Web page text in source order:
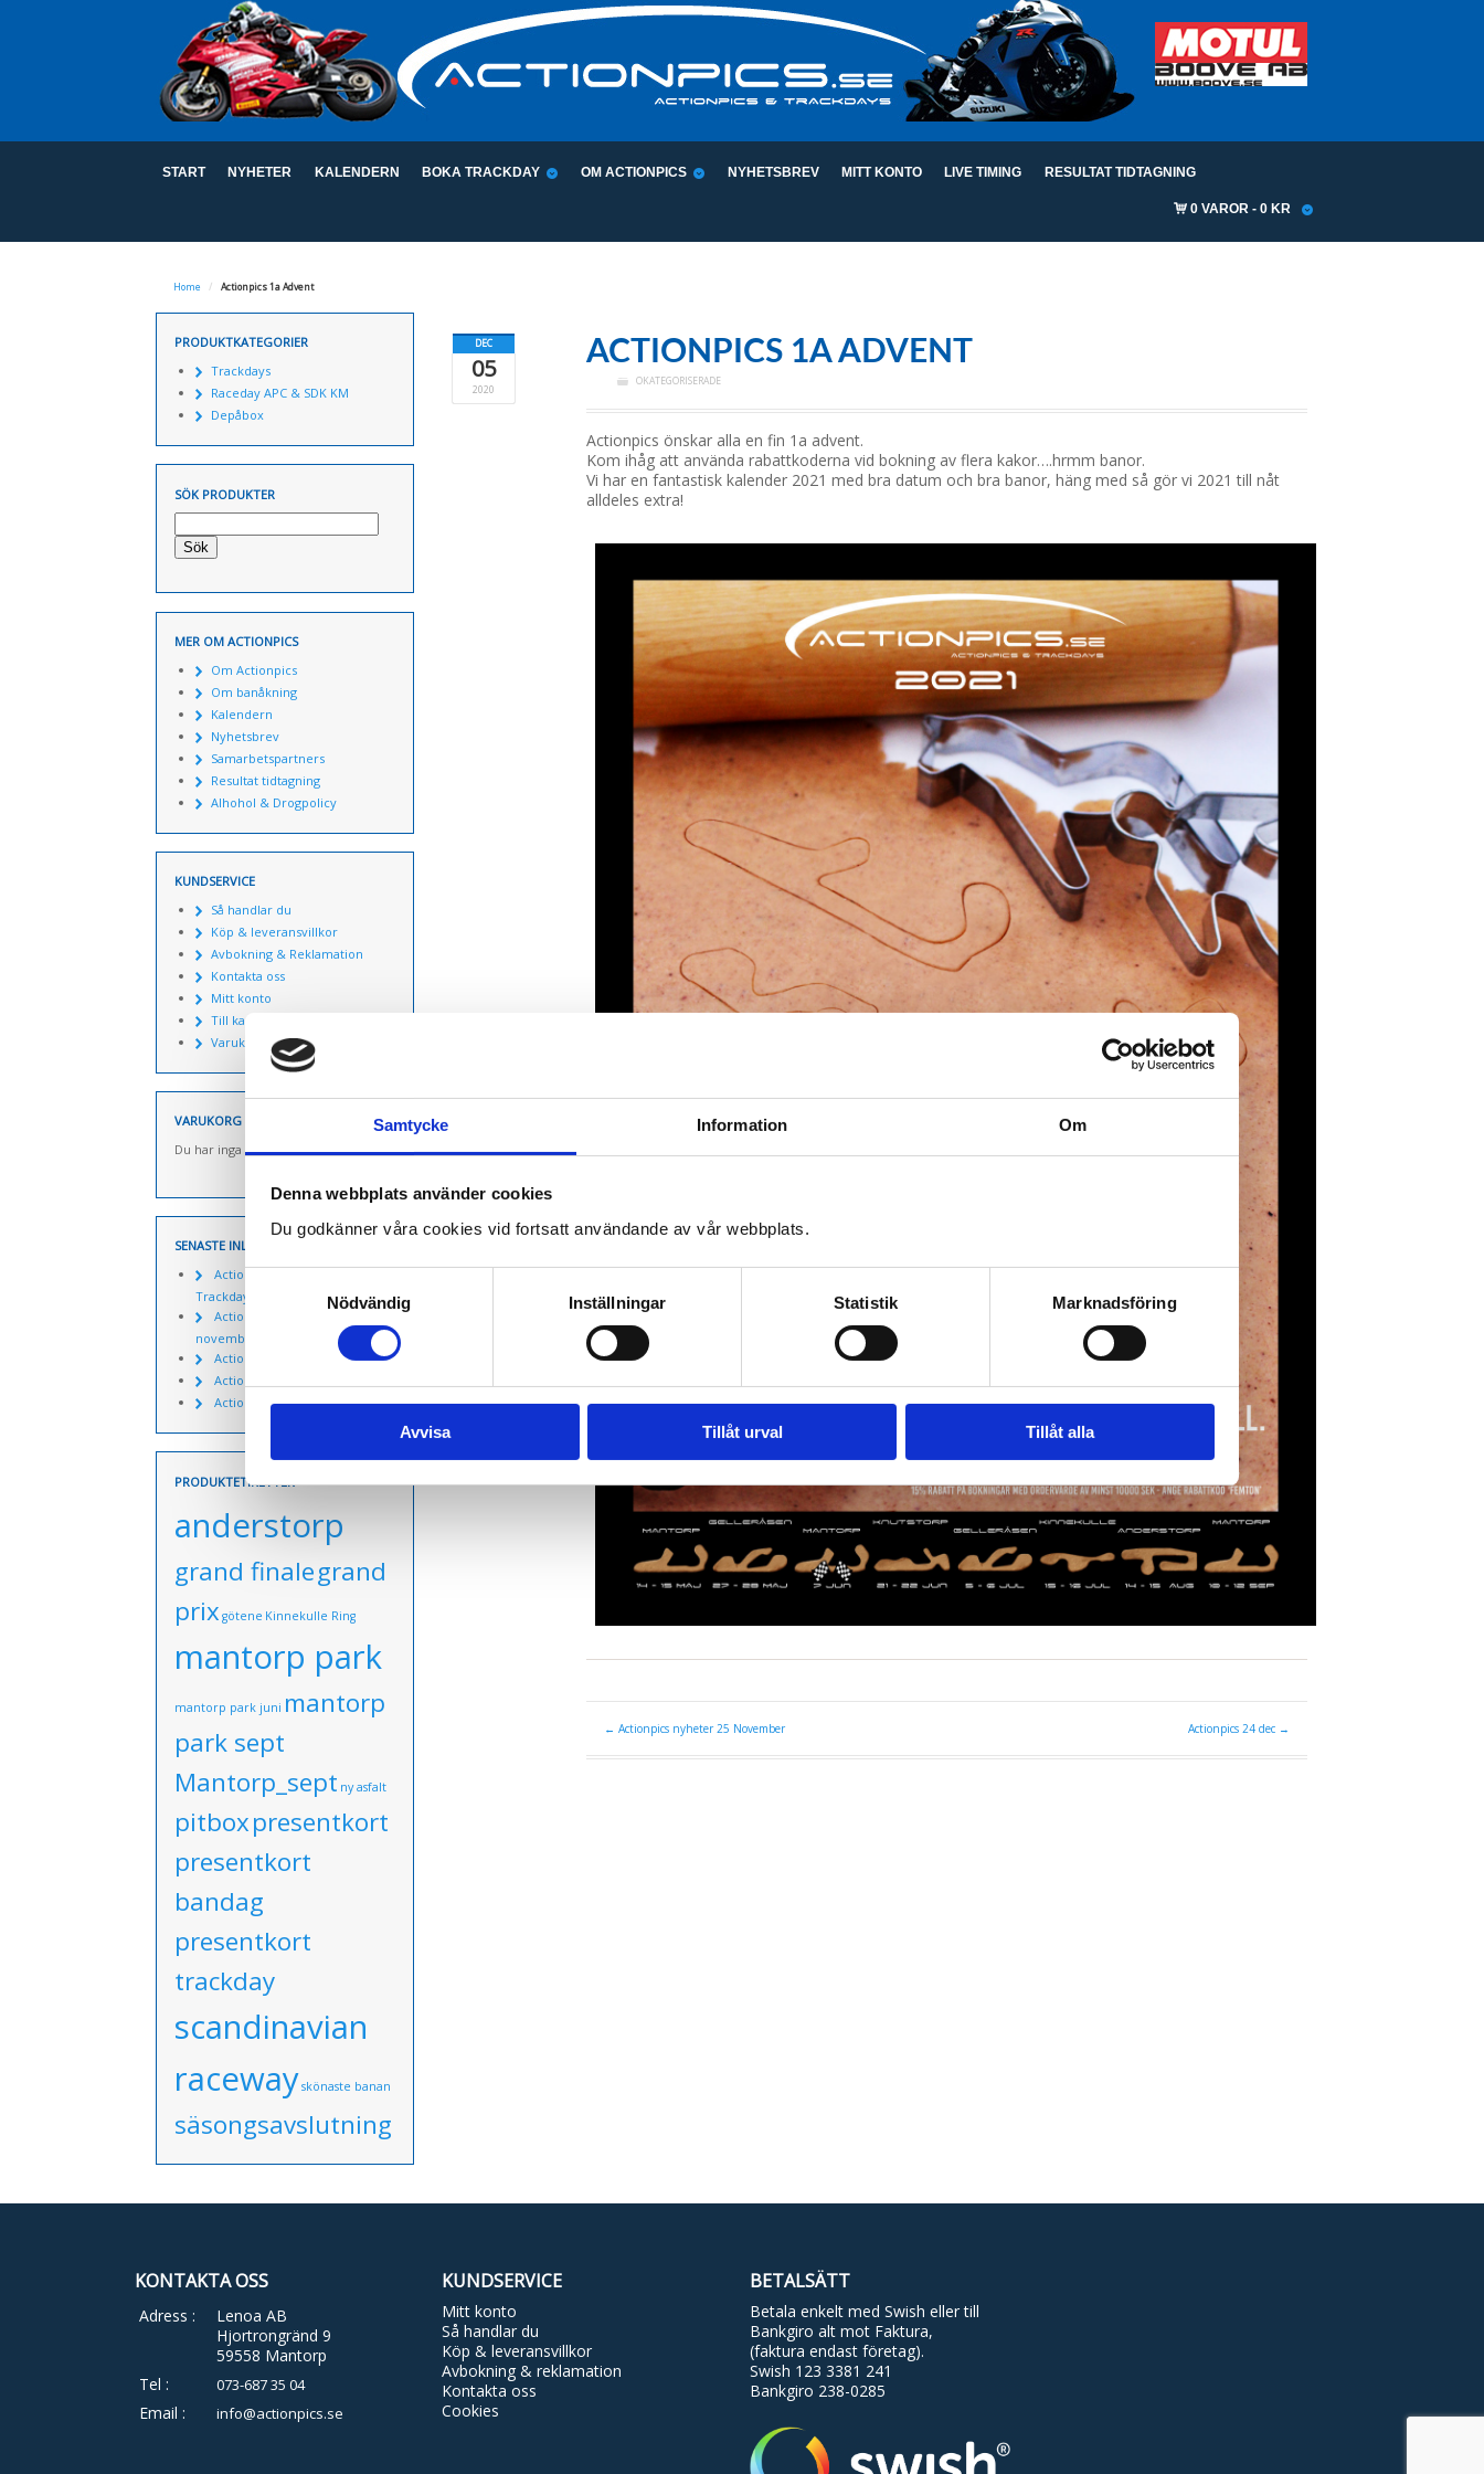
Samtycke Information Om
Denna webbplats använder cookies
Du godkänner våra cookies vid fortsatt användande av vår webbplats.
Nödvändig
Inställningar Statistik Marknadsföring
Avvisa Tillåt urval Tillåt alla
START NYHETER KALENDERN BOKA TRACKDAY OM ACTIONPICS NYHETSBREV MITT KONTO LIVE TIMING RESULTAT TIDTAGNING
0 VAROR 0 KR
Home / Actionpics 1a Advent
DEC
05
2020
ACTIONPICS 1A ADVENT
OKATEGORISERADE
Actionpics önskar alla en fin 1a advent.
Kom ihåg att använda rabattkoderna vid bokning av flera kakor….hrmm banor.
Vi har en fantastisk kalender 2021 med bra datum och bra banor, häng med så gör vi 2021 till nåt
alldeles extra!
← Actionpics nyheter 25 November Actionpics 24 dec →
PRODUKTKATEGORIER
Trackdays
Raceday APC & SDK KM
Depåbox
SÖK PRODUKTER
Sök
MER OM ACTIONPICS
Om Actionpics
Om banåkning
Kalendern
Nyhetsbrev
Samarbetspartners
Resultat tidtagning
Alhohol & Drogpolicy
KUNDSERVICE
Så handlar du
Köp & leveransvillkor
Avbokning & Reklamation
Kontakta oss
Mitt konto
Till kassan
Varukorg
VARUKORG
Du har inga produkter i varukorgen.
SENASTE INLÄGGEN
Actionpics 20 mars 2026 –
Trackday Alliance säsongen 2026
Actionpics nyheter 27
november
Actionpics nyheter 15 aug
Actionpics nyheter 3 nov
Actionpics nyheter 20 mars
PRODUKTETIKETTER
anderstorp
grand finalegrand
prix götene Kinnekulle Ring
mantorp park
mantorp park juni mantorp
park sept
Mantorp_sept ny asfalt
pitboxpresentkort
presentkort
bandag
presentkort
trackday
scandinavian
racewayskönaste banan
säsongsavslutning
KONTAKTA OSS
Adress :
Lenoa AB
Hjortrongränd 9
59558 Mantorp
Tel :
073-687 35 04
Email : info@actionpics.se
KUNDSERVICE
Mitt konto
Så handlar du
Köp & leveransvillkor
Avbokning & reklamation
Kontakta oss
Cookies
BETALSÄTT
Betala enkelt med Swish eller till
Bankgiro alt mot Faktura,
(faktura endast företag).
Swish 123 3381 241
Bankgiro 238-0285